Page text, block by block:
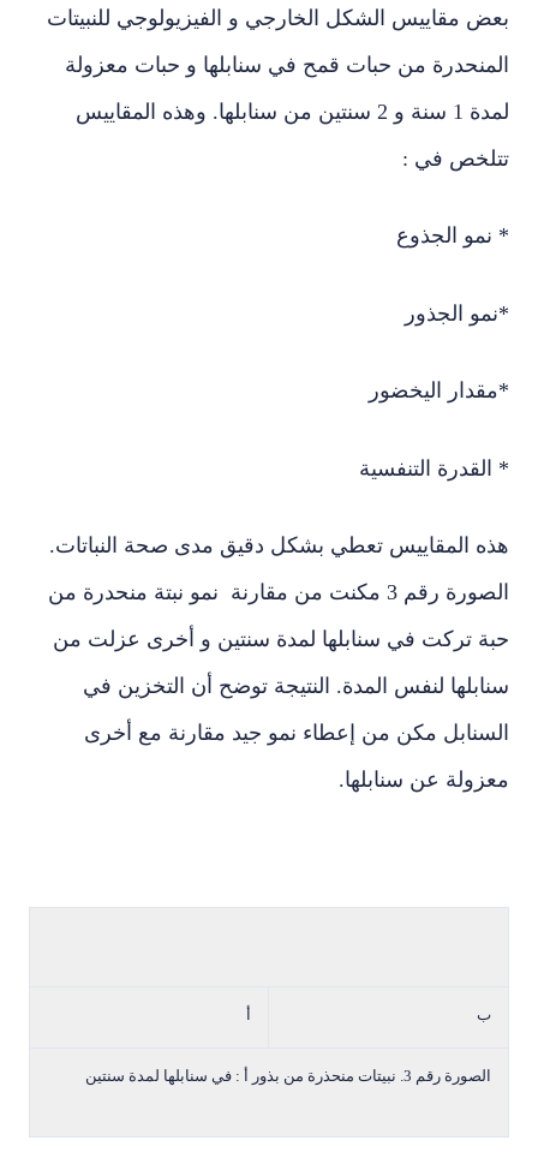
مقاييس الشكل الخارجي و الفيزيولوجي للنبيتات
من حبات قمح في سنابلها و حبات معزولة
لمدة 1 سنة و 2 سنتين من سنابلها. وهذه المقاييس
في :
الجذوع
الجذور
اليخضور
التنفسية
المقاييس تعطي بشكل دقيق مدى صحة النباتات.
الصورة رقم 3 مكنت من مقارنة نمو نبتة منحدرة من
تركت في سنابلها لمدة سنتين و أخرى عزلت من
لنفس المدة. النتيجة توضح أن التخزين في
مكن من إعطاء نمو جيد مقارنة مع أخرى
عن سنابلها.
الصورة رقم 3. نبيتات منحذرة من بذور أ : في سنابلها لمدة سنتين